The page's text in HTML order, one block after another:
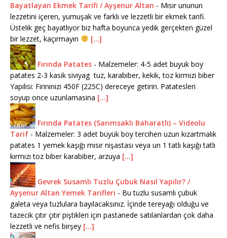
Bayatlayan Ekmek Tarifi / Ayşenur Altan - Mısır ununun
lezzetini içeren, yumuşak ve farklı ve lezzetli bir ekmek tarifi.
Üstelik geç bayatlıyor biz hafta boyunca yedik gerçekten güzel
bir lezzet, kaçırmayın
[...]
Fırında Patates - Malzemeler: 4-5 adet buyuk boy
patates 2-3 kasik siviyag tuz, karabiber, kekik, toz kirmizi biber
Yapilisi: Firininizi 450F (225C) dereceye getirin. Patatesleri
soyup once uzunlamasina [...]
Fırında Patates (Sarımsaklı Baharatlı) – Videolu
Tarif - Malzemeler: 3 adet büyük boy tercihen uzun kızartmalık
patates 1 yemek kaşığı mısır nişastası veya un 1 tatlı kaşığı tatlı
kırmızı toz biber karabiber, arzuya [...]
Gevrek Susamlı Tuzlu Çubuk Nasıl Yapılır? /
Ayşenur Altan Yemek Tarifleri - Bu tuzlu susamlı çubuk
galeta veya tuzlulara bayılacaksınız. İçinde tereyağı olduğu ve
tazecik çıtır çıtır piştikleri için pastanede satılanlardan çok daha
lezzetli ve nefis birşey [...]